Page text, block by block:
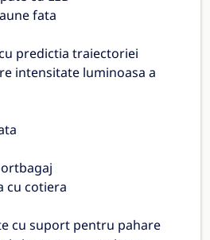
fata
predictia traiectoriei
intensitate luminoasa a
cu cotiera
cu suport pentru pahare